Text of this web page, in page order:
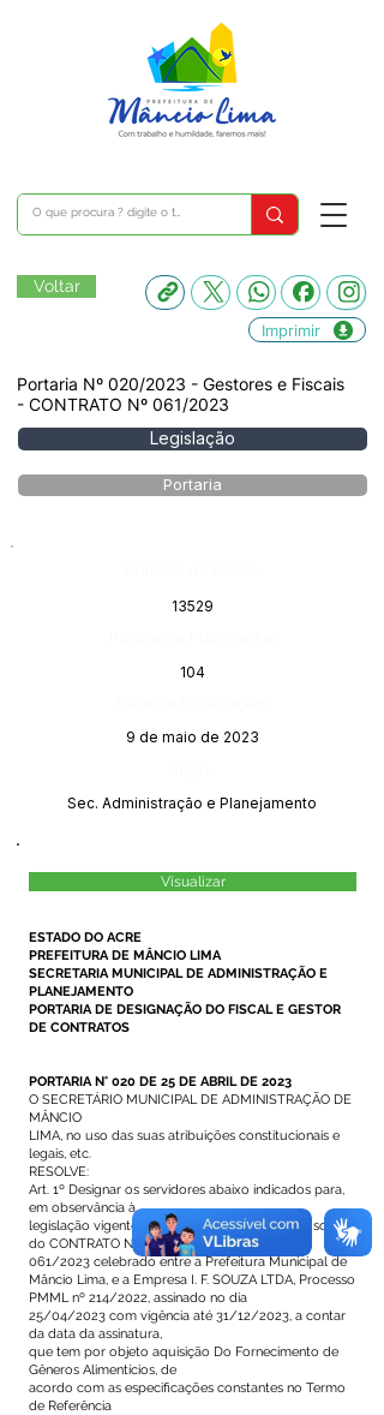
Voltar
Imprimir
Portaria Nº 020/2023 - Gestores e Fiscais
- CONTRATO Nº 061/2023
Legislação
Portaria
13529
104
9 de maio de 2023
Sec. Administração e Planejamento
Visualizar
ESTADO DO ACRE
PREFEITURA DE MÂNCIO LIMA
SECRETARIA MUNICIPAL DE ADMINISTRAÇÃO E
PLANEJAMENTO
PORTARIA DE DESIGNAÇÃO DO FISCAL E GESTOR
DE CONTRATOS
PORTARIA N° 020 DE 25 DE ABRIL DE 2023
O SECRETÁRIO MUNICIPAL DE ADMINISTRAÇÃO DE
MÂNCIO
LIMA, no uso das suas atribuições constitucionais e
legais, etc.
RESOLVE:
Art. 1º Designar os servidores abaixo indicados para,
em observância à
legislação vigente, atuarem como gestores e fiscais
do CONTRATO Nº
061/2023 celebrado entre a Prefeitura Municipal de
Mâncio Lima, e a Empresa I. F. SOUZA LTDA, Processo
PMML nº 214/2022, assinado no dia
25/04/2023 com vigência até 31/12/2023, a contar
da data da assinatura,
que tem por objeto aquisição Do Fornecimento de
Gêneros Alimentícios, de
acordo com as especificações constantes no Termo
de Referência